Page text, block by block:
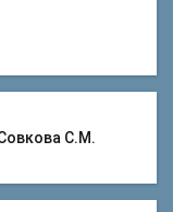
С.М.